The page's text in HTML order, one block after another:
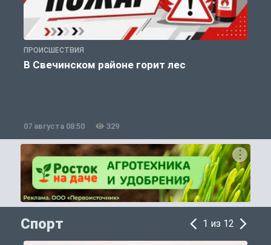
ПРОИСШЕСТВИЯ
В Свечинском районе горит лес
07 августа 08:50 329
Спорт 1 из 12